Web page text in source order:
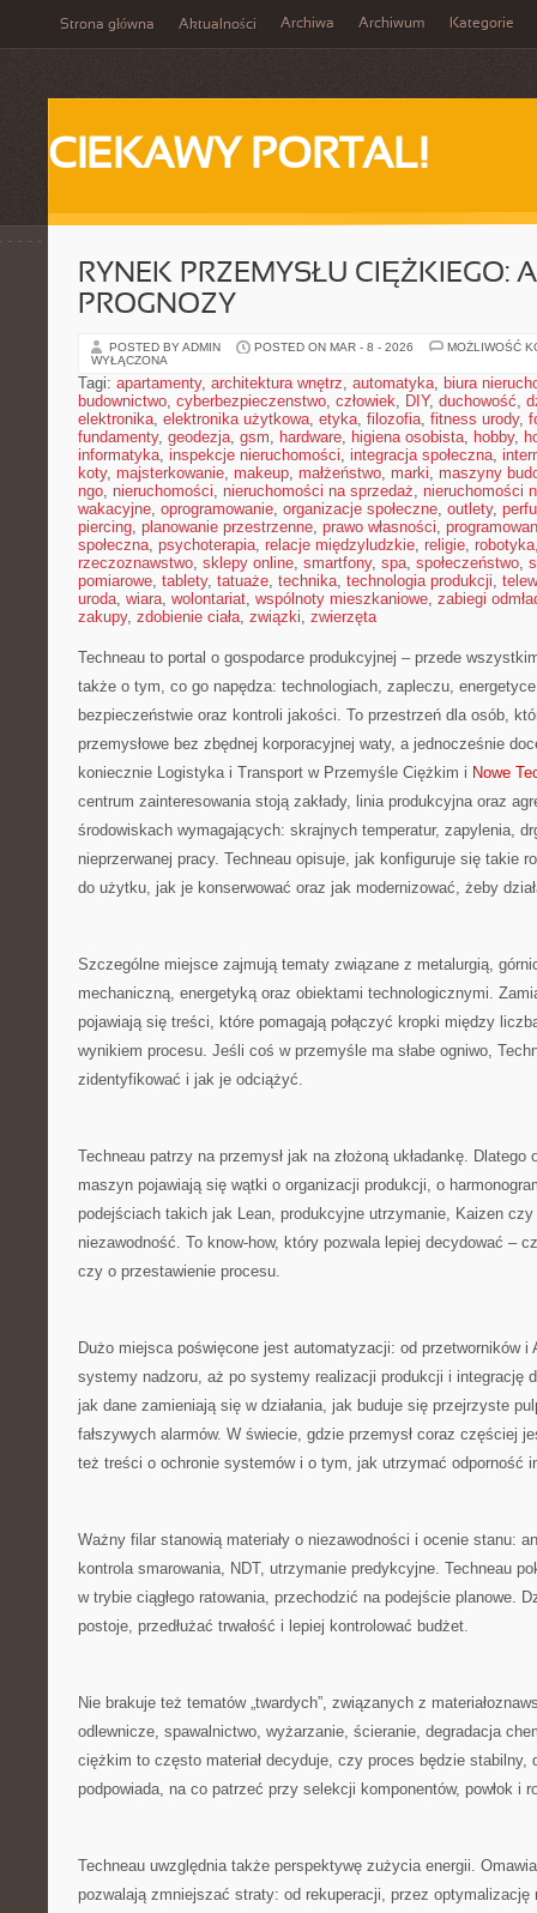
Strona główna Aktualności Archiwa Archiwum Kategorie
CIEKAWY PORTAL!
RYNEK PRZEMYSŁU CIĘŻKIEGO:
PROGNOZY
POSTED BY ADMIN POSTED ON MAR - 8 - 2026
MOŻLIWOŚĆ
WYŁĄCZONA
Tagi: apartamenty, architektura wnętrz, automatyka, biura
budownictwo, cyberbezpieczenstwo, człowiek, DIY, duchowość,
elektronika, elektronika użytkowa, etyka, filozofia, fitness urody,
fundamenty, geodezja, gsm, hardware, higiena osobista, hobby,
informatyka, inspekcje nieruchomości, integracja społeczna,
koty, majsterkowanie, makeup, małżeństwo, marki, maszyny
ngo, nieruchomości, nieruchomości na sprzedaż, nieruchomości
wakacyjne, oprogramowanie, organizacje społeczne, outlety,
piercing, planowanie przestrzenne, prawo własności,
społeczna, psychoterapia, relacje międzyludzkie, religie, robotyka
rzeczoznawstwo, sklepy online, smartfony, spa, społeczeństwo,
pomiarowe, tablety, tatuaże, technika, technologia produkcji,
uroda, wiara, wolontariat, wspólnoty mieszkaniowe, zabiegi
zakupy, zdobienie ciała, związki, zwierzęta
Techneau to portal o gospodarce produkcyjnej – przede
także o tym, co go napędza: technologiach, zapleczu,
bezpieczeństwie oraz kontroli jakości. To przestrzeń dla osób,
przemysłowe bez zbędnej korporacyjnej waty, a jednocześnie
koniecznie Logistyka i Transport w Przemyśle Ciężkim i Nowe
centrum zainteresowania stoją zakłady, linia produkcyjna oraz
środowiskach wymagających: skrajnych temperatur, zapylenia,
nieprzerwanej pracy. Techneau opisuje, jak konfiguruje się takie
do użytku, jak je konserwować oraz jak modernizować, żeby
Szczególne miejsce zajmują tematy związane z metalurgią,
mechaniczną, energetyką oraz obiektami technologicznymi.
pojawiają się treści, które pomagają połączyć kropki między
wynikiem procesu. Jeśli coś w przemyśle ma słabe ogniwo,
zidentyfikować i jak je odciążyć.
Techneau patrzy na przemysł jak na złożoną układankę.
maszyn pojawiają się wątki o organizacji produkcji, o
podejściach takich jak Lean, produkcyjne utrzymanie, Kaizen
niezawodność. To know-how, który pozwala lepiej decydować –
czy o przestawienie procesu.
Dużo miejsca poświęcone jest automatyzacji: od przetworników
systemy nadzoru, aż po systemy realizacji produkcji i integrację
jak dane zamieniają się w działania, jak buduje się przejrzyste
fałszywych alarmów. W świecie, gdzie przemysł coraz częściej
też treści o ochronie systemów i o tym, jak utrzymać odporność
Ważny filar stanowią materiały o niezawodności i ocenie stanu:
kontrola smarowania, NDT, utrzymanie predykcyjne. Techneau
w trybie ciągłego ratowania, przechodzić na podejście planowe.
postoje, przedłużać trwałość i lepiej kontrolować budżet.
Nie brakuje też tematów „twardych”, związanych z
odlewnicze, spawalnictwo, wyżarzanie, ścieranie, degradacja
ciężkim to często materiał decyduje, czy proces będzie stabilny,
podpowiada, na co patrzeć przy selekcji komponentów, powłok i
Techneau uwzględnia także perspektywę zużycia energii.
pozwalają zmniejszać straty: od rekuperacji, przez optymalizację